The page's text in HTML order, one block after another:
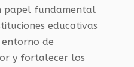
papel fundamental
educativas
de
y fortalecer los